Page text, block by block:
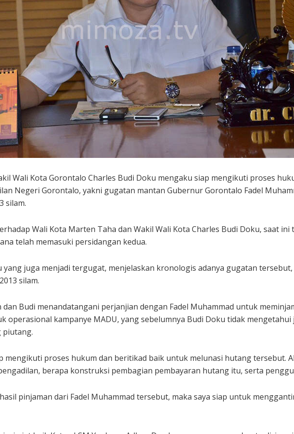
Wali Kota Gorontalo Charles Budi Doku mengaku siap mengikuti proses
Negeri Gorontalo, yakni gugatan mantan Gubernur Gorontalo Fadel
silam.
Wali Kota Marten Taha dan Wakil Wali Kota Charles Budi Doku, saat
telah memasuki persidangan kedua.
yang juga menjadi tergugat, menjelaskan kronologis adanya gugatan
silam.
Budi menandatangani perjanjian dengan Fadel Muhammad untuk
operasional kampanye MADU, yang sebelumnya Budi Doku tidak
piutang.
mengikuti proses hukum dan beritikad baik untuk melunasi hutang tersebut.
berapa konstruksi pembagian pembayaran hutang itu, serta
pinjaman dari Fadel Muhammad tersebut, maka saya siap untuk